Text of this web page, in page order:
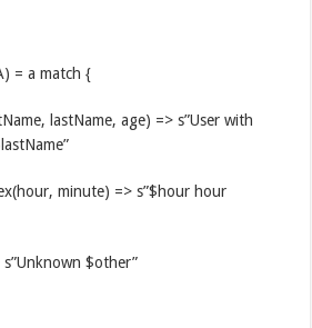
= a match {
lastName, age) => s”User with
minute) => s”$hour hour
$other”